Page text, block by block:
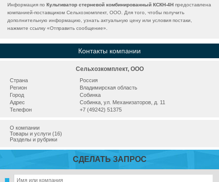
Информация по Культиватор стерневой комбинированный КСКН-4Н предоставлена
компанией-поставщиком Сельхозкомплект, ООО. Для того, чтобы получить
дополнительную информацию, узнать актуальную цену или условия постаки,
нажмите ссылку «Отправить сообщение».
Контакты компании
Сельхозкомплект, ООО
Страна
Россия
Регион
Владимирская область
Город
Собинка
Адрес
Собинка, ул. Механизаторов, д. 11
Телефон
+7 (49242) 51375
О компании
Товары и услуги (16)
Разделы и рубрики
СДЕЛАТЬ ЗАПРОС